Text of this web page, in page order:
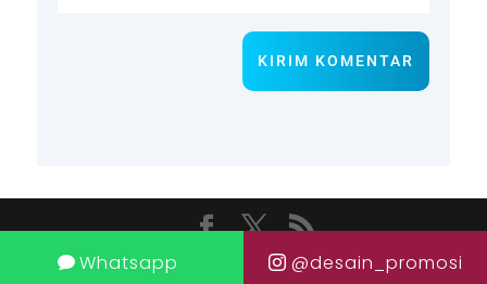
KIRIM KOMENTAR
Whatsapp @desain_promosi
Design by Yoisoweb